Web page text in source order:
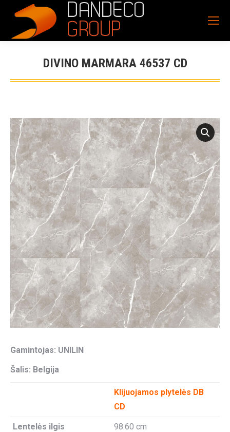
DIVINO MARMARA 46537 CD
Gamintojas: UNILIN
Šalis: Belgija
Klijuojamos plytelės DB
CD
Lentelės ilgis 98.60 cm